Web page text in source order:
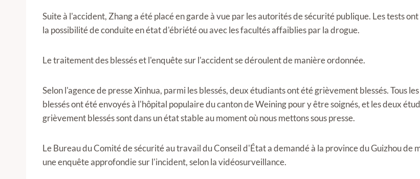
Suite à l'accident, Zhang a été placé en garde à vue par les autorités de sécurité publique. Les tests ont
la possibilité de conduite en état d'ébriété ou avec les facultés affaiblies par la drogue.
Le traitement des blessés et l'enquête sur l'accident se déroulent de manière ordonnée.
Selon l'agence de presse Xinhua, parmi les blessés, deux étudiants ont été grièvement blessés. Tous les
blessés ont été envoyés à l'hôpital populaire du canton de Weining pour y être soignés, et les deux
grièvement blessés sont dans un état stable au moment où nous mettons sous presse.
Le Bureau du Comité de sécurité au travail du Conseil d'État a demandé à la province du Guizhou de
une enquête approfondie sur l'incident, selon la vidéosurveillance.